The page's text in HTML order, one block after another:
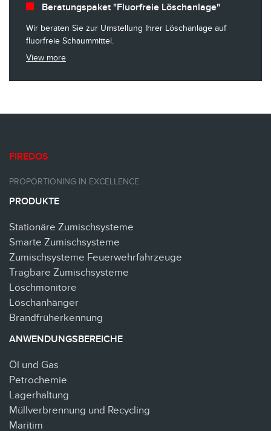
Beratungspaket "Fluorfreie Löschanlage"
Wir beraten Sie zur Umstellung Ihrer Löschanlage auf
fluorfreie Schaummittel.
View more
FIREDOS
PROPORTIONING IN EXCELLENCE.
PRODUKTE
Stationäre Zumischsysteme
Smarte Zumischsysteme
Zumischsysteme Feuerwehrfahrzeuge
Tragbare Zumischsysteme
Löschmonitore
Löschanhänger
Brandfrüherkennung
ANWENDUNGSBEREICHE
Öl und Gas
Petrochemie
Lagerhaltung
Müllverbrennung und Recycling
Maritim